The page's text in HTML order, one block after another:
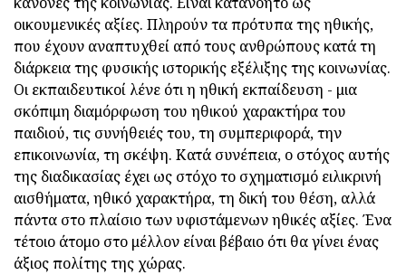
οικουμενικές αξίες. Πληρούν τα πρότυπα της ηθικής,
που έχουν αναπτυχθεί από τους ανθρώπους κατά τη
διάρκεια της φυσικής ιστορικής εξέλιξης της κοινωνίας.
Οι εκπαιδευτικοί λένε ότι η ηθική εκπαίδευση - μια
σκόπιμη διαμόρφωση του ηθικού χαρακτήρα του
παιδιού, τις συνήθειές του, τη συμπεριφορά, την
επικοινωνία, τη σκέψη. Κατά συνέπεια, ο στόχος αυτής
της διαδικασίας έχει ως στόχο το σχηματισμό ειλικρινή
αισθήματα, ηθικό χαρακτήρα, τη δική του θέση, αλλά
πάντα στο πλαίσιο των υφιστάμενων ηθικές αξίες. Ένα
τέτοιο άτομο στο μέλλον είναι βέβαιο ότι θα γίνει ένας
άξιος πολίτης της χώρας.